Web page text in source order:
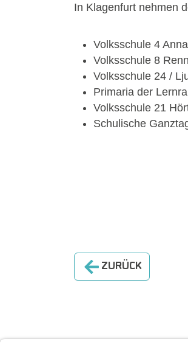
In Klagenfurt nehmen
Volksschule 4
Volksschule 8
Volksschule 24 /
Primaria der
Volksschule 21
Schulische
ZURÜCK